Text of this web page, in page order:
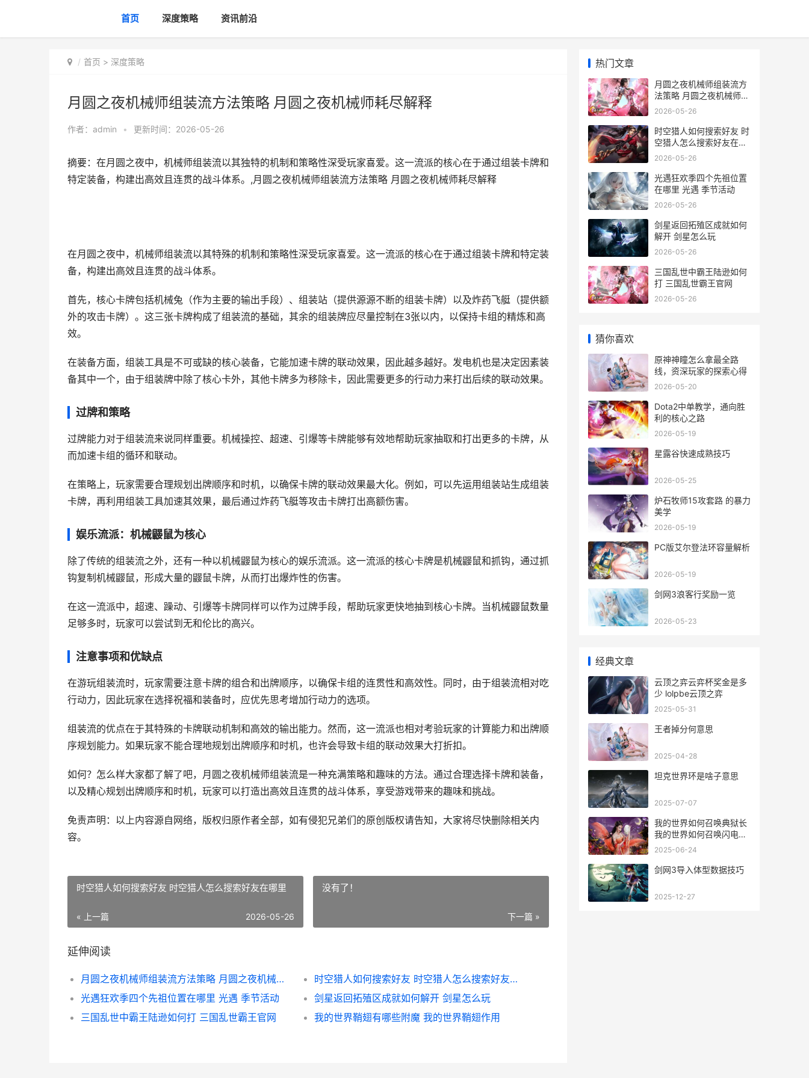
首页 深度策略 资讯前沿
首页 > 深度策略
月圆之夜机械师组装流方法策略 月圆之夜机械师耗尽解释
作者： admin • 更新时间：2026-05-26
摘要：在月圆之夜中，机械师组装流以其独特的机制和策略性深受玩家喜爱。这一流派的核心在于通过组装卡牌和
特定装备，构建出高效且连贯的战斗体系。,月圆之夜机械师组装流方法策略 月圆之夜机械师耗尽解释
在月圆之夜中，机械师组装流以其特殊的机制和策略性深受玩家喜爱。这一流派的核心在于通过组装卡牌和特定装
备，构建出高效且连贯的战斗体系。
首先，核心卡牌包括机械兔（作为主要的输出手段）、组装站（提供源源不断的组装卡牌）以及炸药飞艇（提供额
外的攻击卡牌）。这三张卡牌构成了组装流的基础，其余的组装牌应尽量控制在3张以内，以保持卡组的精炼和高
效。
在装备方面，组装工具是不可或缺的核心装备，它能加速卡牌的联动效果，因此越多越好。发电机也是决定因素装
备其中一个，由于组装牌中除了核心卡外，其他卡牌多为移除卡，因此需要更多的行动力来打出后续的联动效果。
过牌和策略
过牌能力对于组装流来说同样重要。机械操控、超速、引爆等卡牌能够有效地帮助玩家抽取和打出更多的卡牌，从
而加速卡组的循环和联动。
在策略上，玩家需要合理规划出牌顺序和时机，以确保卡牌的联动效果最大化。例如，可以先运用组装站生成组装
卡牌，再利用组装工具加速其效果，最后通过炸药飞艇等攻击卡牌打出高额伤害。
娱乐流派：机械鼹鼠为核心
除了传统的组装流之外，还有一种以机械鼹鼠为核心的娱乐流派。这一流派的核心卡牌是机械鼹鼠和抓钩，通过抓
钩复制机械鼹鼠，形成大量的鼹鼠卡牌，从而打出爆炸性的伤害。
在这一流派中，超速、躁动、引爆等卡牌同样可以作为过牌手段，帮助玩家更快地抽到核心卡牌。当机械鼹鼠数量
足够多时，玩家可以尝试到无和伦比的高兴。
注意事项和优缺点
在游玩组装流时，玩家需要注意卡牌的组合和出牌顺序，以确保卡组的连贯性和高效性。同时，由于组装流相对吃
行动力，因此玩家在选择祝福和装备时，应优先思考增加行动力的选项。
组装流的优点在于其特殊的卡牌联动机制和高效的输出能力。然而，这一流派也相对考验玩家的计算能力和出牌顺
序规划能力。如果玩家不能合理地规划出牌顺序和时机，也许会导致卡组的联动效果大打折扣。
如何？怎么样大家都了解了吧，月圆之夜机械师组装流是一种充满策略和趣味的方法。通过合理选择卡牌和装备，
以及精心规划出牌顺序和时机，玩家可以打造出高效且连贯的战斗体系，享受游戏带来的趣味和挑战。
免责声明：以上内容源自网络，版权归原作者全部，如有侵犯兄弟们的原创版权请告知，大家将尽快删除相关内
容。
时空猎人如何搜索好友 时空猎人怎么搜索好友在哪里
« 上一篇 2026-05-26
没有了！
下一篇 »
延伸阅读
月圆之夜机械师组装流方法策略 月圆之夜机械师耗尽解释
时空猎人如何搜索好友 时空猎人怎么搜索好友在哪里
光遇狂欢季四个先祖位置在哪里 光遇 季节活动
剑星返回拓殖区成就如何解开 剑星怎么玩
三国乱世中霸王陆逊如何打 三国乱世霸王官网
我的世界鞘翅有哪些附魔 我的世界鞘翅作用
热门文章
月圆之夜机械师组装流方
法策略 月圆之夜机械师耗
尽解释
2026-05-26
时空猎人如何搜索好友 时
空猎人怎么搜索好友在哪
里
2026-05-26
光遇狂欢季四个先祖位置
在哪里 光遇 季节活动
2026-05-26
剑星返回拓殖区成就如何
解开 剑星怎么玩
2026-05-26
三国乱世中霸王陆逊如何
打 三国乱世霸王官网
2026-05-26
猜你喜欢
原神神瞳怎么拿最全路
线，资深玩家的探索心得
2026-05-20
Dota2中单教学，通向胜
利的核心之路
2026-05-19
星露谷快速成熟技巧
2026-05-25
炉石牧师15攻套路 的暴力
美学
2026-05-19
PC版艾尔登法环容量解析
2026-05-19
剑网3浪客行奖励一览
2026-05-23
经典文章
云顶之弈云弈杯奖金是多
少 lolpbe云顶之弈
2025-05-31
王者掉分何意思
2025-04-28
坦克世界环是啥子意思
2025-07-07
我的世界如何召唤典狱长
我的世界如何召唤闪电苦
力怕
2025-06-24
剑网3导入体型数据技巧
2025-12-27